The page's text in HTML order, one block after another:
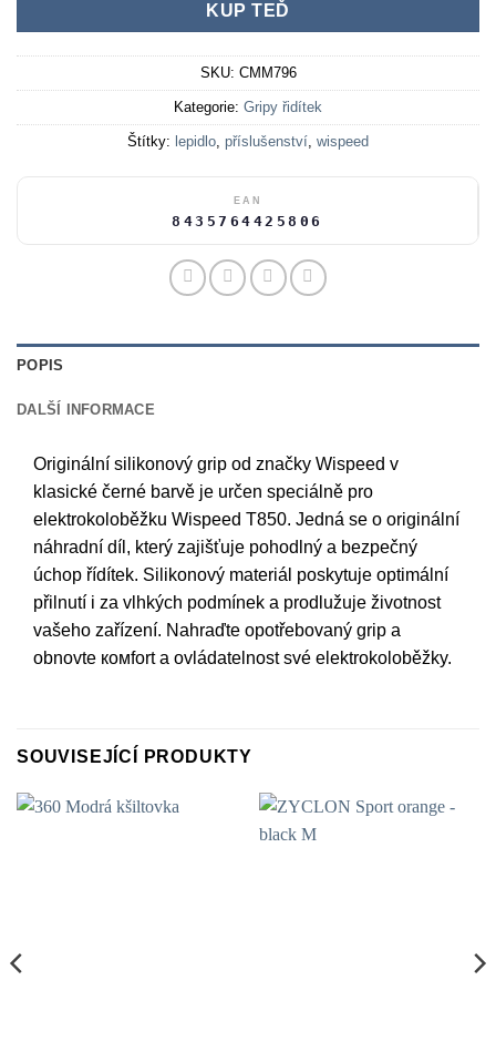
KUP TEĎ
SKU: CMM796
Kategorie: Gripy řidítek
Štítky: lepidlo, příslušenství, wispeed
EAN
8435764425806
POPIS
DALŠÍ INFORMACE
Originální silikonový grip od značky Wispeed v
klasické černé barvě je určen speciálně pro
elektrokoloběžku Wispeed T850. Jedná se o originální
náhradní díl, který zajišťuje pohodlný a bezpečný
úchop řídítek. Silikonový materiál poskytuje optimální
přilnutí i za vlhkých podmínek a prodlužuje životnost
vašeho zařízení. Nahraďte opotřebovaný grip a
obnovte комfort a ovládatelnost své elektrokoloběžky.
SOUVISEJÍCÍ PRODUKTY